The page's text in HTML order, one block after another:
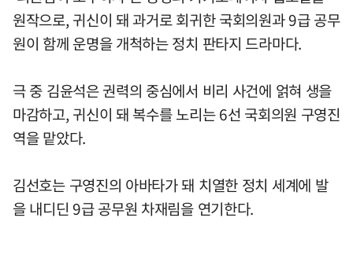
원작으로, 귀신이 돼 과거로 회귀한 국회의원과 9급 공무
원이 함께 운명을 개척하는 정치 판타지 드라마다.
극 중 김윤석은 권력의 중심에서 비리 사건에 얽혀 생을
마감하고, 귀신이 돼 복수를 노리는 6선 국회의원 구영진
역을 맡았다.
김선호는 구영진의 아바타가 돼 치열한 정치 세계에 발
을 내디딘 9급 공무원 차재림을 연기한다.